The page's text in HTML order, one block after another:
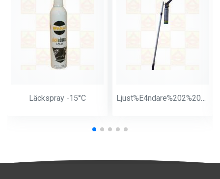
Läckspray -15°C Ljust%E4ndare%202%20meter%20Butan